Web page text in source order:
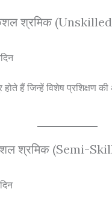
श्रमिक
हैं जिन्हें विशेष प्रशिक्षण
श्रमिक (Semi-